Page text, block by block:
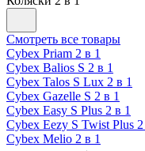
Смотреть все товары
Cybex Priam 2 в 1
Cybex Balios S 2 в 1
Cybex Talos S Lux 2 в 1
Cybex Gazelle S 2 в 1
Cybex Easy S Plus 2 в 1
Cybex Eezy S Twist Plus 2
Cybex Melio 2 в 1